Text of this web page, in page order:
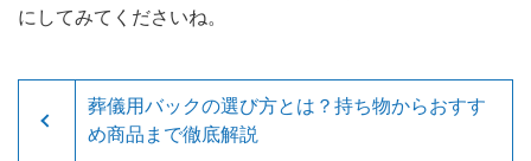
にしてみてくださいね。
葬儀用バックの選び方とは？持ち物からおすす
め商品まで徹底解説